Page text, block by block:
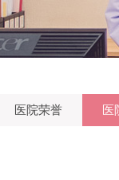
医院荣誉 医